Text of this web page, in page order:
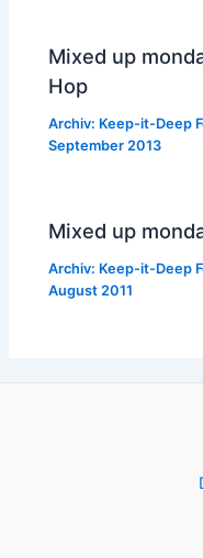
Mixed up
Hop
Archiv: Keep-it-Deep
September 2013
Mixed up
Archiv: Keep-it-Deep
August 2011